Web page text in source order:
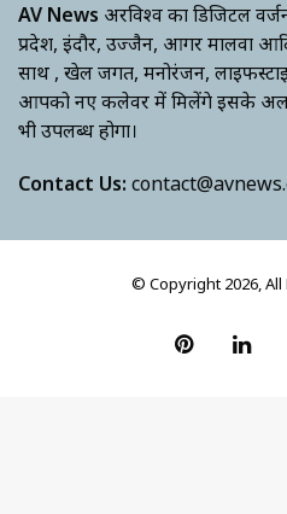
AV News अक्षरविश्व का डिजिटल
प्रदेश, इंदौर, उज्जैन, आगर मालवा
साथ , खेल जगत, मनोरंजन,
आपको नए कलेवर में मिलेंगे इसके
भी उपलब्ध होगा।
Contact Us:
© Copyright 2026,
Pinterest